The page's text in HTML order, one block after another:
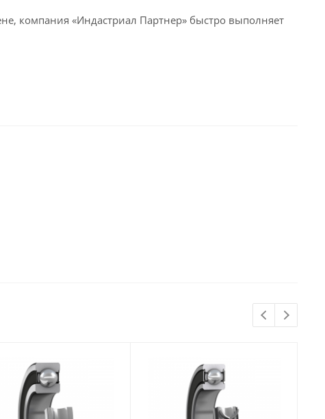
компания «Индастриал Партнер» быстро выполняет